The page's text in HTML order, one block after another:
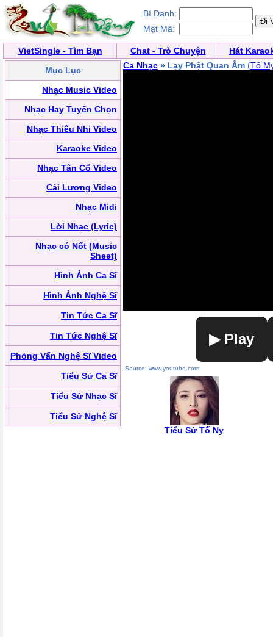
Bí Danh:
Mật Mã:
VietSingle - Tìm Bạn Chat - Trò Chuyện
Hát
Mục Lục
Nhạc Music Video
Nhạc Hay Tuyển Chọn
Nhạc Thiếu Nhi Video
Karaoke Video
Nhạc Tân Cổ Video
Cải Lương Video
Nhạc Midi
Lời Nhạc (Lyric)
Nhạc có Nốt (Music
Sheet)
Hình Ảnh Ca Sĩ
Hình Ảnh Nghệ Sĩ
Tin Tức Ca Sĩ
Tin Tức Nghệ Sĩ
Phỏng Vấn Nghệ Sĩ Video
Tiểu Sử Ca Sĩ
Tiểu Sử Nhạc Sĩ
Tiểu Sử Nghệ Sĩ
Ca Nhạc » Lạy Phật Quan Âm (Tố
▶ Play
Source: www.youtube.com
Tiểu Sử Tố Ny